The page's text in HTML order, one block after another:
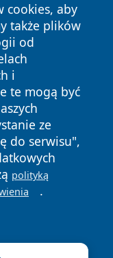
cookies, aby
także plików
od
i
te mogą być
ze
do serwisu",
polityką
.
prawa
Polityka
Cookies